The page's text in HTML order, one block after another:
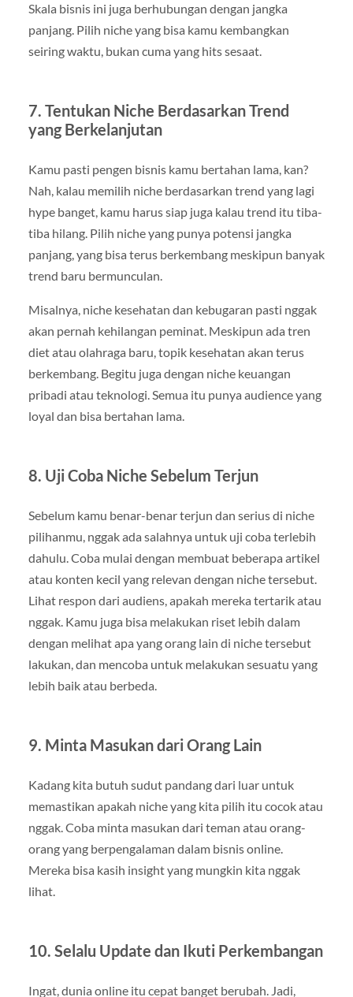
Skala bisnis ini juga berhubungan dengan jangka
panjang. Pilih niche yang bisa kamu kembangkan
seiring waktu, bukan cuma yang hits sesaat.
7. Tentukan Niche Berdasarkan Trend
yang Berkelanjutan
Kamu pasti pengen bisnis kamu bertahan lama, kan?
Nah, kalau memilih niche berdasarkan trend yang lagi
hype banget, kamu harus siap juga kalau trend itu tiba-
tiba hilang. Pilih niche yang punya potensi jangka
panjang, yang bisa terus berkembang meskipun banyak
trend baru bermunculan.
Misalnya, niche kesehatan dan kebugaran pasti nggak
akan pernah kehilangan peminat. Meskipun ada tren
diet atau olahraga baru, topik kesehatan akan terus
berkembang. Begitu juga dengan niche keuangan
pribadi atau teknologi. Semua itu punya audience yang
loyal dan bisa bertahan lama.
8. Uji Coba Niche Sebelum Terjun
Sebelum kamu benar-benar terjun dan serius di niche
pilihanmu, nggak ada salahnya untuk uji coba terlebih
dahulu. Coba mulai dengan membuat beberapa artikel
atau konten kecil yang relevan dengan niche tersebut.
Lihat respon dari audiens, apakah mereka tertarik atau
nggak. Kamu juga bisa melakukan riset lebih dalam
dengan melihat apa yang orang lain di niche tersebut
lakukan, dan mencoba untuk melakukan sesuatu yang
lebih baik atau berbeda.
9. Minta Masukan dari Orang Lain
Kadang kita butuh sudut pandang dari luar untuk
memastikan apakah niche yang kita pilih itu cocok atau
nggak. Coba minta masukan dari teman atau orang-
orang yang berpengalaman dalam bisnis online.
Mereka bisa kasih insight yang mungkin kita nggak
lihat.
10. Selalu Update dan Ikuti Perkembangan
Ingat, dunia online itu cepat banget berubah. Jadi,